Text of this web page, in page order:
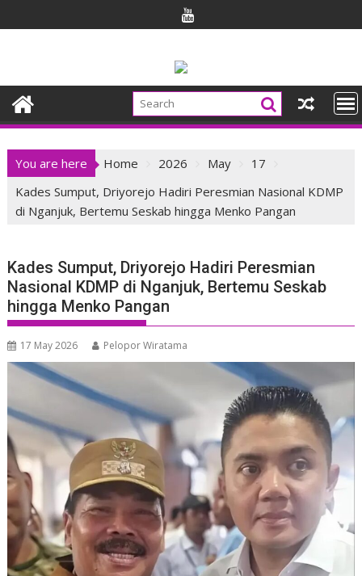
to
You are here Home 2026 May
17
Kades Sumput, Driyorejo Hadiri Peresmian Nasional KDMP
di Nganjuk, Bertemu Seskab hingga Menko Pangan
Kades Sumput, Driyorejo Hadiri Peresmian
Nasional KDMP di Nganjuk, Bertemu Seskab
hingga Menko Pangan
17 May 2026 Pelopor Wiratama